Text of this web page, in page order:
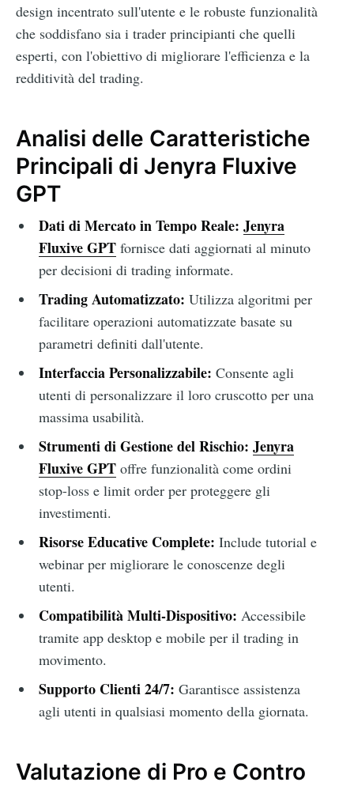
design incentrato sull'utente e le robuste funzionalità
che soddisfano sia i trader principianti che quelli
esperti, con l'obiettivo di migliorare l'efficienza e la
redditività del trading.
Analisi delle Caratteristiche
Principali di Jenyra Fluxive
GPT
Dati di Mercato in Tempo Reale: Jenyra
Fluxive GPTfornisce dati aggiornati al minuto
per decisioni di trading informate.
Trading Automatizzato: Utilizza algoritmi per
facilitare operazioni automatizzate basate su
parametri definiti dall'utente.
Interfaccia Personalizzabile: Consente agli
utenti di personalizzare il loro cruscotto per una
massima usabilità.
Strumenti di Gestione del Rischio: Jenyra
Fluxive GPToffre funzionalità come ordini
stop-loss e limit order per proteggere gli
investimenti.
Risorse Educative Complete: Include tutorial e
webinar per migliorare le conoscenze degli
utenti.
Compatibilità Multi-Dispositivo: Accessibile
tramite app desktop e mobile per il trading in
movimento.
Supporto Clienti 24/7: Garantisce assistenza
agli utenti in qualsiasi momento della giornata.
Valutazione di Pro e Contro